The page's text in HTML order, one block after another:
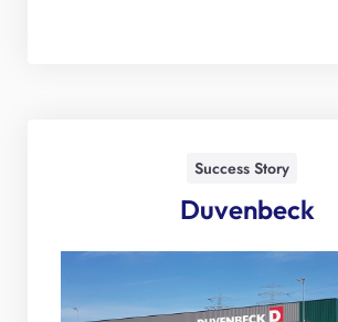
Success Story
Duvenbeck